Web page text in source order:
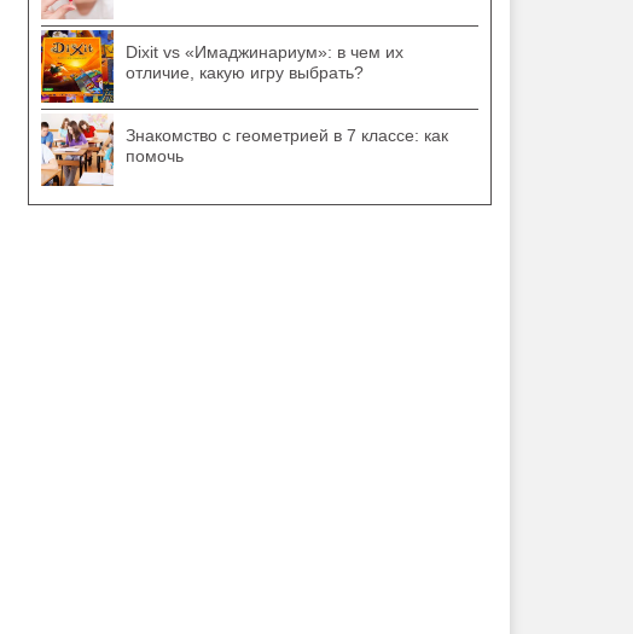
Dixit vs «Имаджинариум»: в чем их
отличие, какую игру выбрать?
Знакомство с геометрией в 7 классе: как
помочь